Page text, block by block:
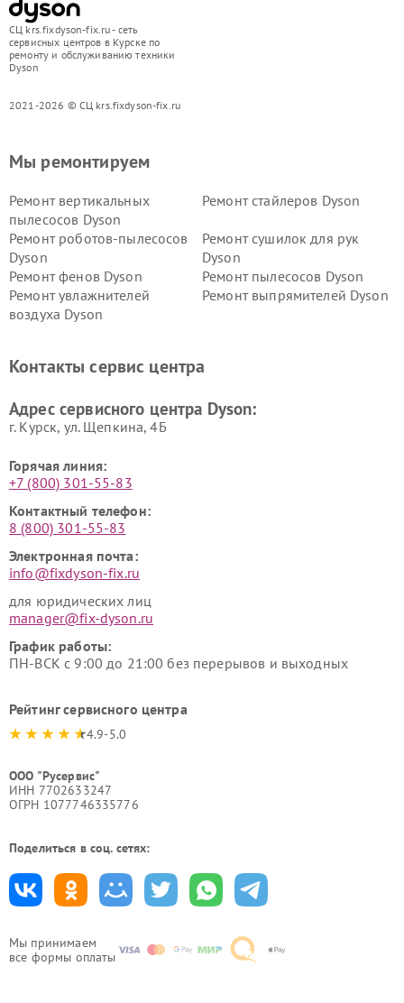
СЦ krs.fixdyson-fix.ru - сеть
сервисных центров в Курске по
ремонту и обслуживанию техники
Dyson
2021-2026 © СЦ krs.fixdyson-fix.ru
Мы принимаем
все формы оплаты
Мы ремонтируем
Ремонт вертикальных
пылесосов Dyson
Ремонт стайлеров Dyson
Ремонт роботов-пылесосов
Dyson
Ремонт сушилок для рук
Dyson
Ремонт фенов Dyson
Ремонт пылесосов Dyson
Ремонт увлажнителей
воздуха Dyson
Ремонт выпрямителей Dyson
Контакты сервис центра
Адрес сервисного центра Dyson:
г. Курск, ул. Щепкина, 4Б
Горячая линия:
+7 (800) 301-55-83
Контактный телефон:
8 (800) 301-55-83
Электронная почта:
info@fixdyson-fix.ru
для юридических лиц
manager@fix-dyson.ru
График работы:
ПН-ВСК с 9:00 до 21:00 без перерывов и выходных
Рейтинг сервисного центра
4.9-5.0
ООО "Русервис"
ИНН 7702633247
ОГРН 1077746335776
Поделиться в соц. сетях: